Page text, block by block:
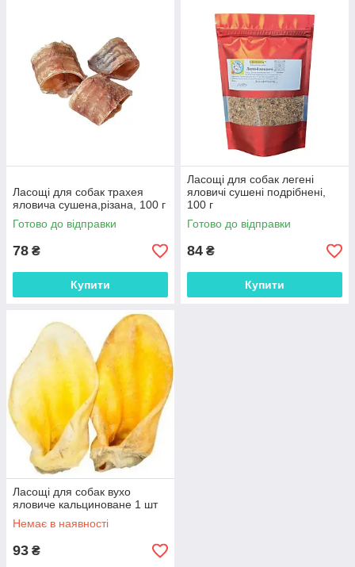
Ласощі для собак трахея
яловича сушена,різана, 100 г
Готово до відправки
78 ₴
Купити
Ласощі для собак легені
яловичі сушені подрібнені,
100 г
Готово до відправки
84 ₴
Купити
Ласощі для собак вухо
яловиче кальциноване 1 шт
Немає в наявності
93 ₴